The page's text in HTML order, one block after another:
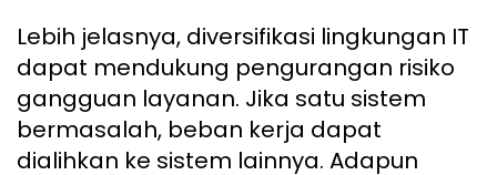
Lebih jelasnya, diversifikasi lingkungan IT
dapat mendukung pengurangan risiko
gangguan layanan. Jika satu sistem
bermasalah, beban kerja dapat
dialihkan ke sistem lainnya. Adapun